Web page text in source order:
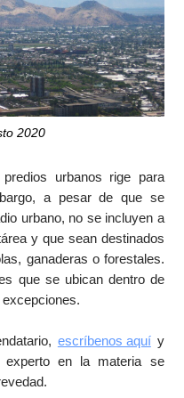
2020
urbanos rige para
a pesar de que se
urbano, no se incluyen a
y que sean destinados
ganaderas o forestales.
que se ubican dentro de
escríbenos aquíy
experto en la materia se